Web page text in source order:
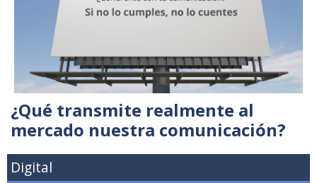
¿Qué transmite realmente al
mercado nuestra comunicación?
Digital